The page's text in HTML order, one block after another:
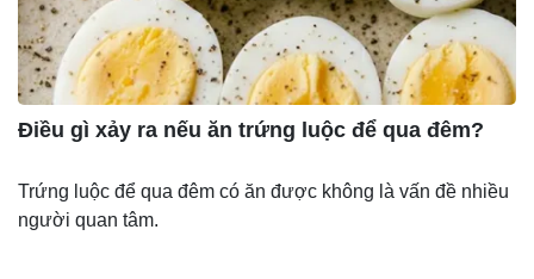
Điều gì xảy ra nếu ăn trứng luộc để qua đêm?
Trứng luộc để qua đêm có ăn được không là vấn đề nhiều
người quan tâm.